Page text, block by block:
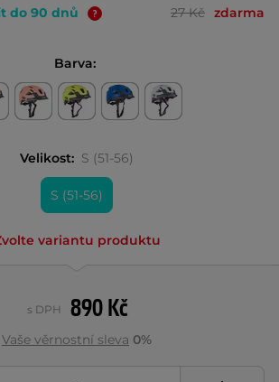
do 90 dnů 27 Kč zdarma
Barva:
Velikost: S (51-56)
S (51-56)
variantu produktu
890 Kč
s DPH
Vaše věrnostní sleva 0%